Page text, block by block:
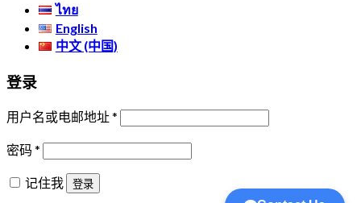
Wood
盆
洗
台
面，
连
水
ไทย
English
中文 (中国)
登录
用户名或电邮地址*
密码 *
记住我 登录